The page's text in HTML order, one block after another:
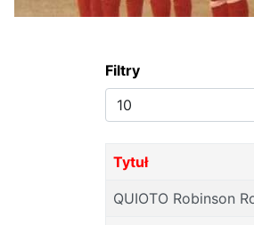
Filtry
Pokaż
#
Tytuł
QUIOTO Robinson